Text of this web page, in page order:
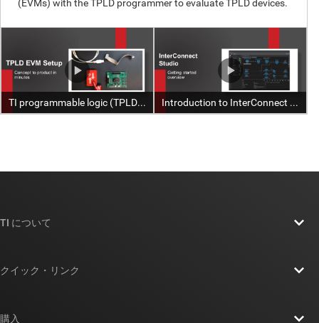
TI について
クイック・リンク
購入